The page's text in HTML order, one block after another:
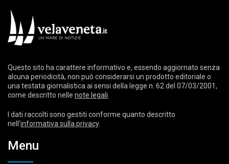
Questo sito ha carattere informativo e, essendo aggiornato senza
alcuna periodicità, non può considerarsi un prodotto editoriale o
una testata giornalistica ai sensi della legge n. 62 del 07/03/2001,
come descritto nelle note legali
I dati raccolti sono gestiti conforme quanto descritto
nell’informativa sulla privacy.
Menu